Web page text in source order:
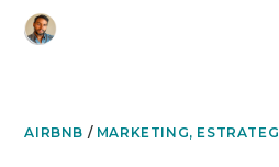
AIRBNB / MARKETING,